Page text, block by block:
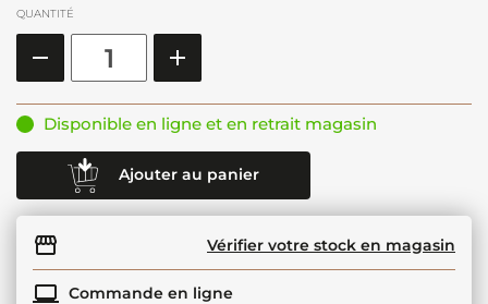
QUANTITÉ
Disponible en ligne et en retrait magasin
Ajouter au panier
Vérifier votre stock en magasin
Commande en ligne